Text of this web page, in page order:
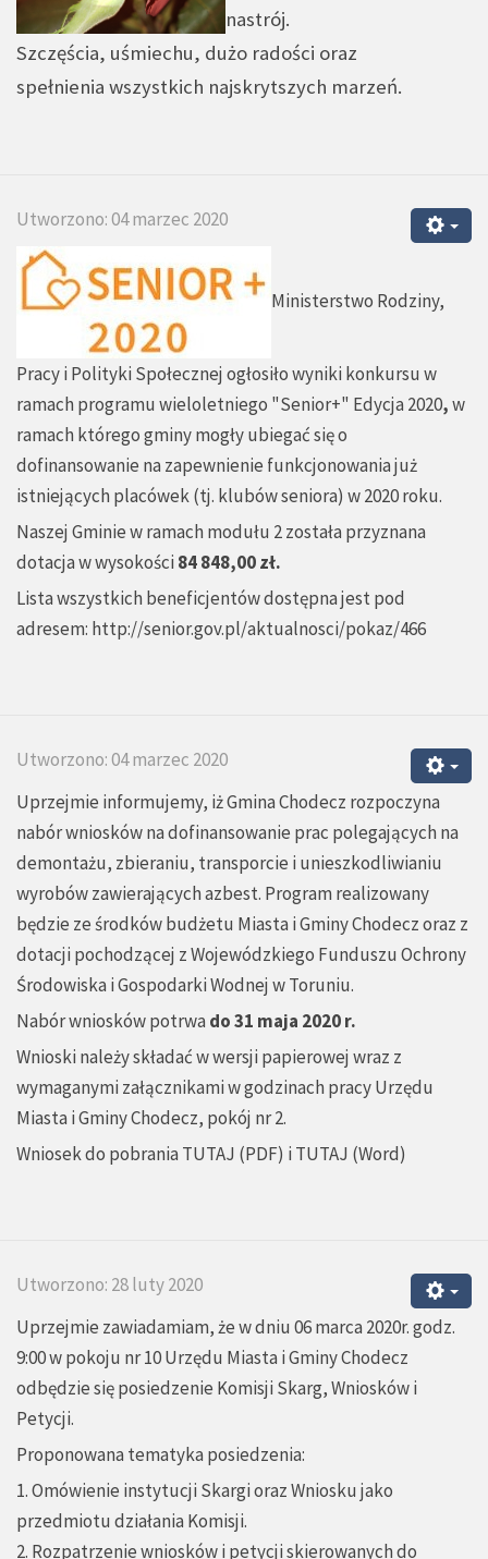
nastrój.
Szczęścia, uśmiechu, dużo radości oraz
spełnienia wszystkich najskrytszych marzeń.
Utworzono: 04 marzec 2020
Ministerstwo Rodziny,
Pracy i Polityki Społecznej ogłosiło wyniki konkursu w
ramach programu wieloletniego "Senior+" Edycja 2020,w
ramach którego gminy mogły ubiegać się o
dofinansowanie na zapewnienie funkcjonowania już
istniejących placówek (tj. klubów seniora) w 2020 roku.
Naszej Gminie w ramach modułu 2 została przyznana
dotacja w wysokości 84 848,00 zł.
Lista wszystkich beneficjentów dostępna jest pod
adresem: http://senior.gov.pl/aktualnosci/pokaz/466
Utworzono: 04 marzec 2020
Uprzejmie informujemy, iż Gmina Chodecz rozpoczyna
nabór wniosków na dofinansowanie prac polegających na
demontażu, zbieraniu, transporcie i unieszkodliwianiu
wyrobów zawierających azbest. Program realizowany
będzie ze środków budżetu Miasta i Gminy Chodecz oraz z
dotacji pochodzącej z Wojewódzkiego Funduszu Ochrony
Środowiska i Gospodarki Wodnej w Toruniu.
Nabór wniosków potrwa do 31 maja 2020 r.
Wnioski należy składać w wersji papierowej wraz z
wymaganymi załącznikami w godzinach pracy Urzędu
Miasta i Gminy Chodecz, pokój nr 2.
Wniosek do pobrania TUTAJ (PDF) i TUTAJ (Word)
Utworzono: 28 luty 2020
Uprzejmie zawiadamiam, że w dniu 06 marca 2020r. godz.
9:00 w pokoju nr 10 Urzędu Miasta i Gminy Chodecz
odbędzie się posiedzenie Komisji Skarg, Wniosków i
Petycji.
Proponowana tematyka posiedzenia:
1. Omówienie instytucji Skargi oraz Wniosku jako
przedmiotu działania Komisji.
2. Rozpatrzenie wniosków i petycji skierowanych do